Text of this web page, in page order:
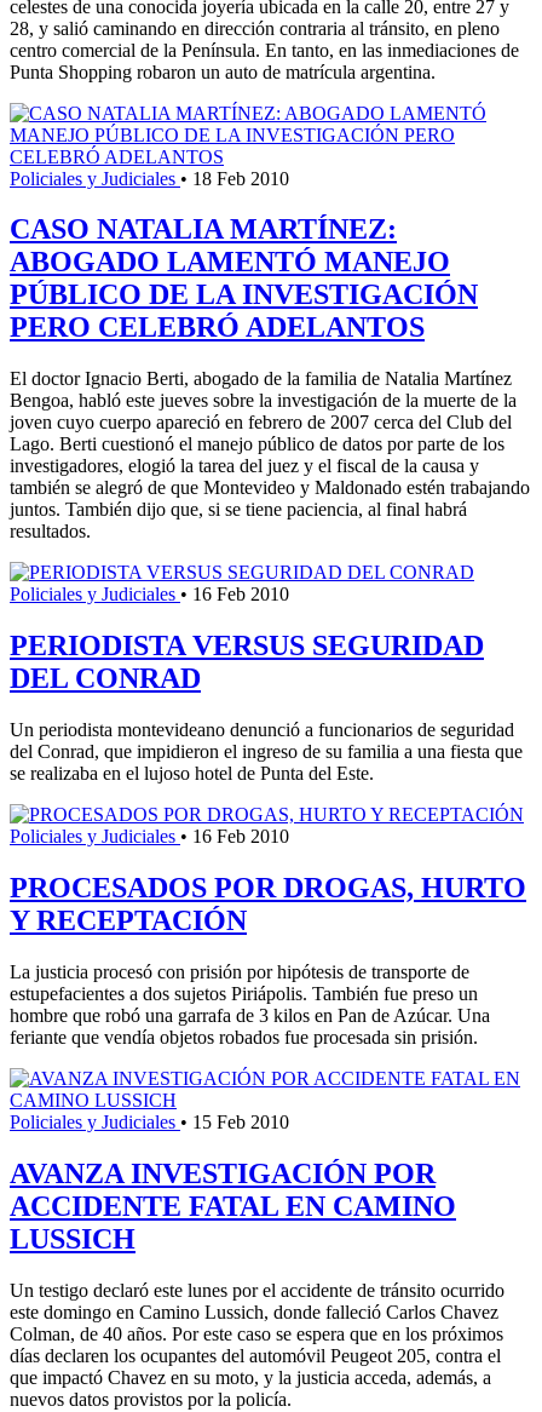
celestes de una conocida joyería ubicada en la calle 20, entre 27 y
28, y salió caminando en dirección contraria al tránsito, en pleno
centro comercial de la Península. En tanto, en las inmediaciones de
Punta Shopping robaron un auto de matrícula argentina.
Policiales y Judiciales • 18 Feb 2010
CASO NATALIA MARTÍNEZ:
ABOGADO LAMENTÓ MANEJO
PÚBLICO DE LA INVESTIGACIÓN
PERO CELEBRÓ ADELANTOS
El doctor Ignacio Berti, abogado de la familia de Natalia Martínez
Bengoa, habló este jueves sobre la investigación de la muerte de la
joven cuyo cuerpo apareció en febrero de 2007 cerca del Club del
Lago. Berti cuestionó el manejo público de datos por parte de los
investigadores, elogió la tarea del juez y el fiscal de la causa y
también se alegró de que Montevideo y Maldonado estén trabajando
juntos. También dijo que, si se tiene paciencia, al final habrá
resultados.
Policiales y Judiciales • 16 Feb 2010
PERIODISTA VERSUS SEGURIDAD
DEL CONRAD
Un periodista montevideano denunció a funcionarios de seguridad
del Conrad, que impidieron el ingreso de su familia a una fiesta que
se realizaba en el lujoso hotel de Punta del Este.
Policiales y Judiciales • 16 Feb 2010
PROCESADOS POR DROGAS, HURTO
Y RECEPTACIÓN
La justicia procesó con prisión por hipótesis de transporte de
estupefacientes a dos sujetos Piriápolis. También fue preso un
hombre que robó una garrafa de 3 kilos en Pan de Azúcar. Una
feriante que vendía objetos robados fue procesada sin prisión.
Policiales y Judiciales • 15 Feb 2010
AVANZA INVESTIGACIÓN POR
ACCIDENTE FATAL EN CAMINO
LUSSICH
Un testigo declaró este lunes por el accidente de tránsito ocurrido
este domingo en Camino Lussich, donde falleció Carlos Chavez
Colman, de 40 años. Por este caso se espera que en los próximos
días declaren los ocupantes del automóvil Peugeot 205, contra el
que impactó Chavez en su moto, y la justicia acceda, además, a
nuevos datos provistos por la policía.